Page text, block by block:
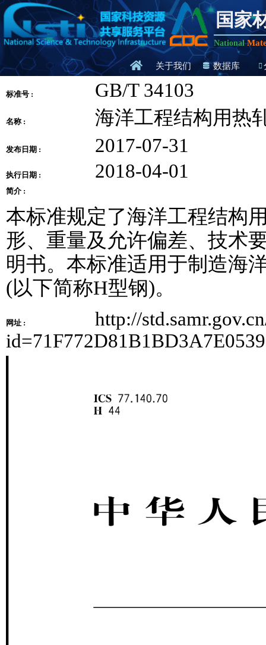
国家
National
关于我们 数据库
标准号 : GB/T 34103
名称 : 海洋工程结构用热
发布日期 : 2017-07-31
执行日期 : 2018-04-01
简介 :
本标准规定了海洋工程结构
形、重量及允许偏差、技术
明书。本标准适用于制造海
(以下简称H型钢)。
网址 :
http://